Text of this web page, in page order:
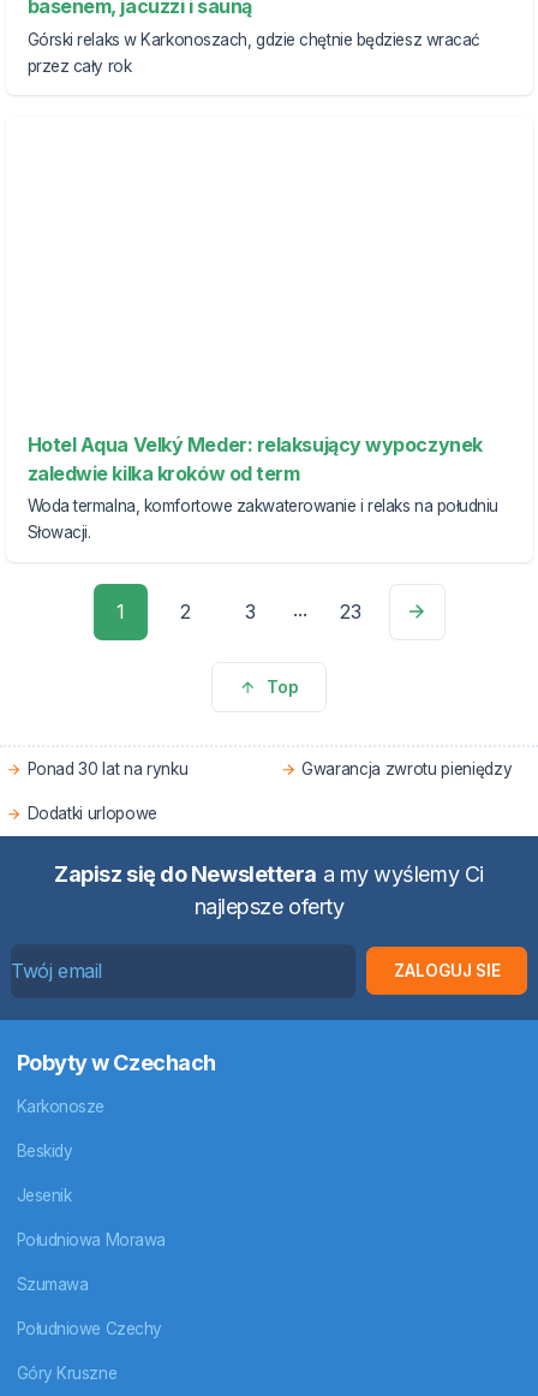
basenem, jacuzzi i sauną
Górski relaks w Karkonoszach, gdzie chętnie będziesz wracać
przez cały rok
Hotel Aqua Velký Meder: relaksujący wypoczynek
zaledwie kilka kroków od term
Woda termalna, komfortowe zakwaterowanie i relaks na południu
Słowacji.
1 2 3 ... 23
Top
Ponad 30 lat na rynku Gwarancja zwrotu pieniędzy
Dodatki urlopowe
Zapisz się do Newslettera a my wyślemy Ci
najlepsze oferty
ZALOGUJ SIE
Pobyty w Czechach
Karkonosze
Beskidy
Jesenik
Południowa Morawa
Szumawa
Południowe Czechy
Góry Kruszne